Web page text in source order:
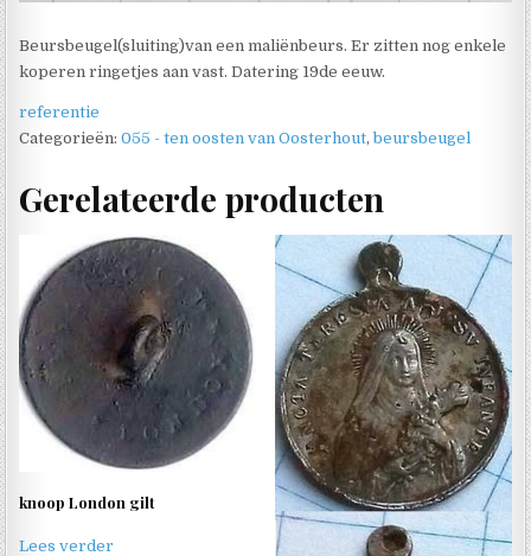
Beursbeugel(sluiting)van een maliënbeurs. Er zitten nog enkele
koperen ringetjes aan vast. Datering 19de eeuw.
referentie
Categorieën:055 - ten oosten van Oosterhout,beursbeugel
Gerelateerde producten
knoop London gilt
Lees verder